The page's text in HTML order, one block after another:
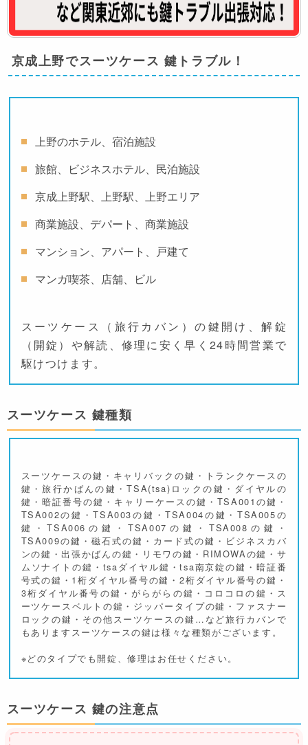
京成上野でスーツケース 鍵トラブル！
上野のホテル、宿泊施設
旅館、ビジネスホテル、民泊施設
京成上野駅、上野駅、上野エリア
商業施設、デパート、商業施設
マンション、アパート、戸建て
マンガ喫茶、店舗、ビル
スーツケース（旅行カバン）の鍵開け、解錠
（開錠）や解読、修理に安く早く24時間営業で
駆けつけます。
スーツケース 鍵種類
スーツケースの鍵・キャリバックの鍵・トランクケースの
鍵・旅行かばんの鍵・TSA(tsa)ロックの鍵・ダイヤルの
鍵・暗証番号の鍵・キャリーケースの鍵・TSA001の鍵・
TSA002の鍵・TSA003の鍵・TSA004の鍵・TSA005の
鍵・TSA006の鍵・TSA007の鍵・TSA008の鍵・
TSA009の鍵・磁石式の鍵・カード式の鍵・ビジネスカバ
ンの鍵・出張かばんの鍵・リモワの鍵・RIMOWAの鍵・サ
ムソナイトの鍵・tsaダイヤル鍵・tsa南京錠の鍵・暗証番
号式の鍵・1桁ダイヤル番号の鍵・2桁ダイヤル番号の鍵・
3桁ダイヤル番号の鍵・がらがらの鍵・コロコロの鍵・ス
ーツケースベルトの鍵・ジッパータイプの鍵・ファスナー
ロックの鍵・その他スーツケースの鍵…など旅行カバンで
もありますスーツケースの鍵は様々な種類がございます。
※どのタイプでも開錠、修理はお任せください。
スーツケース 鍵の注意点